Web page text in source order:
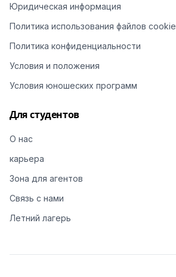
Юридическая информация
Политика использования файлов cookie
Политика конфиденциальности
Условия и положения
Условия юношеских программ
Для студентов
О нас
карьера
Зона для агентов
Связь с нами
Летний лагерь